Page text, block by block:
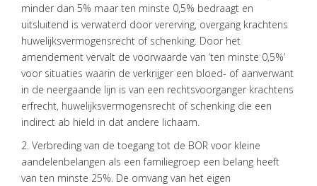
ONS
TEAM
ACTUEEL
VACATURES
minder dan 5% maar ten minste 0,5% bedraagt en
uitsluitend is verwaterd door vererving, overgang krachtens
huwelijksvermogensrecht of schenking. Door het
amendement vervalt de voorwaarde van ‘ten minste 0,5%’
voor situaties waarin de verkrijger een bloed- of aanverwant
in de neergaande lijn is van een rechtsvoorganger krachtens
erfrecht, huwelijksvermogensrecht of schenking die een
indirect ab hield in dat andere lichaam.
2. Verbreding van de toegang tot de BOR voor kleine
aandelenbelangen als een familiegroep een belang heeft
van ten minste 25%. De omvang van het eigen